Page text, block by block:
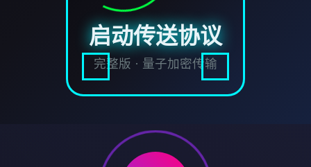
启动传送协议
完整版 · 量子加密传输